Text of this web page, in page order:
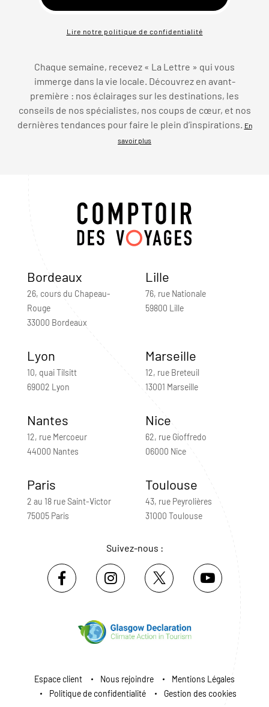
Lire notre politique de confidentialité
Chaque semaine, recevez « La Lettre » qui vous
immerge dans la vie locale. Découvrez en avant-
première : nos éclairages sur les destinations, les
conseils de nos spécialistes, nos coups de cœur, et nos
dernières tendances pour faire le plein d’inspirations.
En
savoir plus
Bordeaux
26, cours du Chapeau-
Rouge
33000 Bordeaux
Lille
76, rue Nationale
59800 Lille
Lyon
10, quai Tilsitt
69002 Lyon
Marseille
12, rue Breteuil
13001 Marseille
Nantes
12, rue Mercoeur
44000 Nantes
Nice
62, rue Gioffredo
06000 Nice
Paris
2 au 18 rue Saint-Victor
75005 Paris
Toulouse
43, rue Peyrolières
31000 Toulouse
Suivez-nous :
Espace client Nous rejoindre
Mentions Légales
Politique de confidentialité
Gestion des cookies